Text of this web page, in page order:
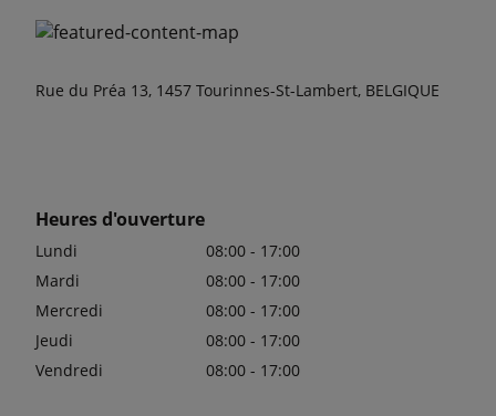
Rue du Préa 13, 1457 Tourinnes-St-Lambert, BELGIQUE
Heures d'ouverture
Lundi
08:00 - 17:00
Mardi
08:00 - 17:00
Mercredi
08:00 - 17:00
Jeudi
08:00 - 17:00
Vendredi
08:00 - 17:00